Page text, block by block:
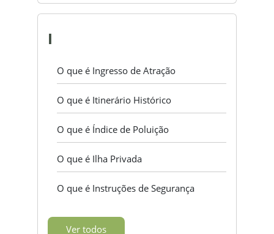
I
O que é Ingresso de Atração
O que é Itinerário Histórico
O que é Índice de Poluição
O que é Ilha Privada
O que é Instruções de Segurança
Ver todos